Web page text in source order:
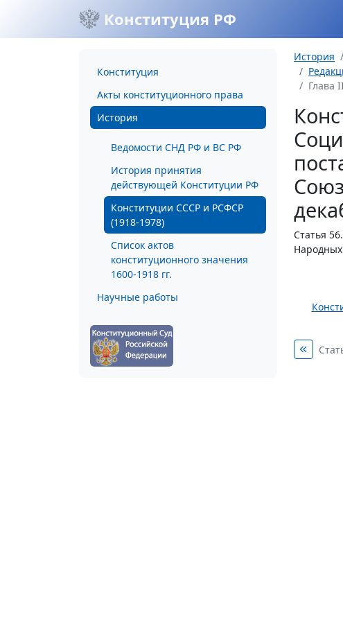
Конституция РФ
Конституция
Акты конституционного права
История
Ведомости СНД РФ и ВС РФ
История принятия
действующей Конституции РФ
Конституции СССР и РСФСР
(1918-1978)
Список актов
конституционного значения
1600-1918 гг.
Научные работы
История
Глава
Статья 56.